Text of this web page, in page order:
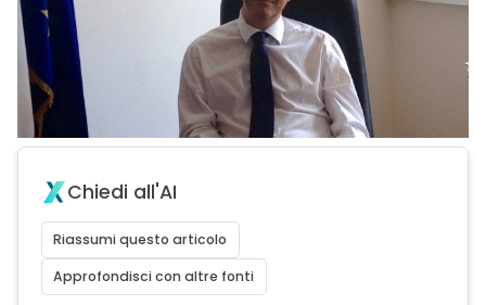
Chiedi all'AI
Riassumi questo articolo
Approfondisci con altre fonti